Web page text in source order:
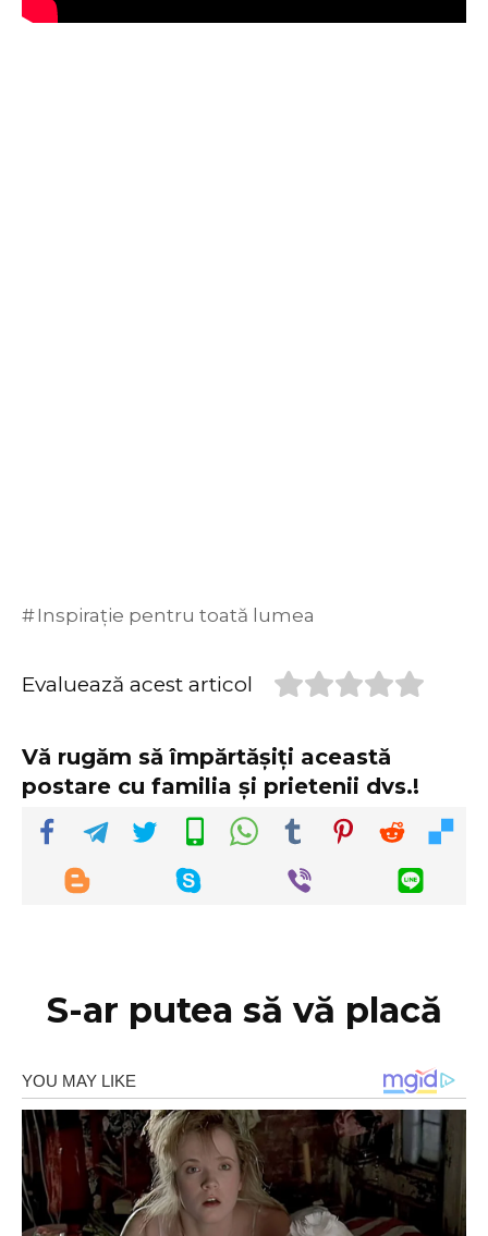
Inspirație pentru toată lumea
Evaluează acest articol
Vă rugăm să împărtășiți această
postare cu familia și prietenii dvs.!
S-ar putea să vă placă